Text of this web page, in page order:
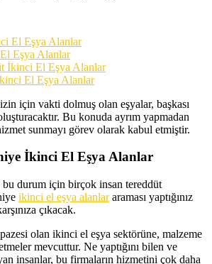
Eşya Alanlar
El Eşya Alanlar
için vakti dolmuş olan eşyalar, başkası
Bu konuda ayrım yapmadan
sunmayı görev olarak kabul etmiştir.
İkinci El Eşya Alanlar
durum için birçok insan tereddüt
ikinci el eşya alanlararaması yaptığınız
çıkacak.
olan ikinci el eşya sektörüne, malzeme
mevcuttur. Ne yaptığını bilen ve
insanlar, bu firmaların hizmetini çok daha